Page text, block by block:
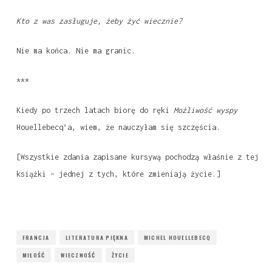
Kto z was zasługuje, żeby żyć wiecznie?
Nie ma końca. Nie ma granic.
***
Kiedy po trzech latach biorę do ręki Możliwość wyspy
Houellebecq’a, wiem, że nauczyłam się szczęścia.
[Wszystkie zdania zapisane kursywą pochodzą właśnie z tej
książki – jednej z tych, które zmieniają życie.]
FRANCJA LITERATURA PIĘKNA MICHEL HOUELLEBECQ
MIŁOŚĆ WIECZNOŚĆ ŻYCIE